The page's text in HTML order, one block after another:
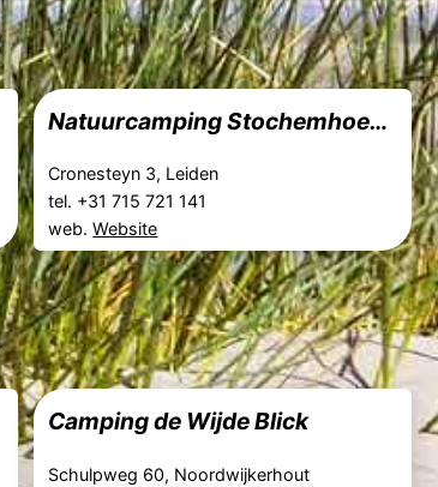
Natuurcamping Stochemhoeve
Cronesteyn 3, Leiden
tel. +31 715 721 141
web.Website
Camping de Wijde Blick
Schulpweg 60, Noordwijkerhout